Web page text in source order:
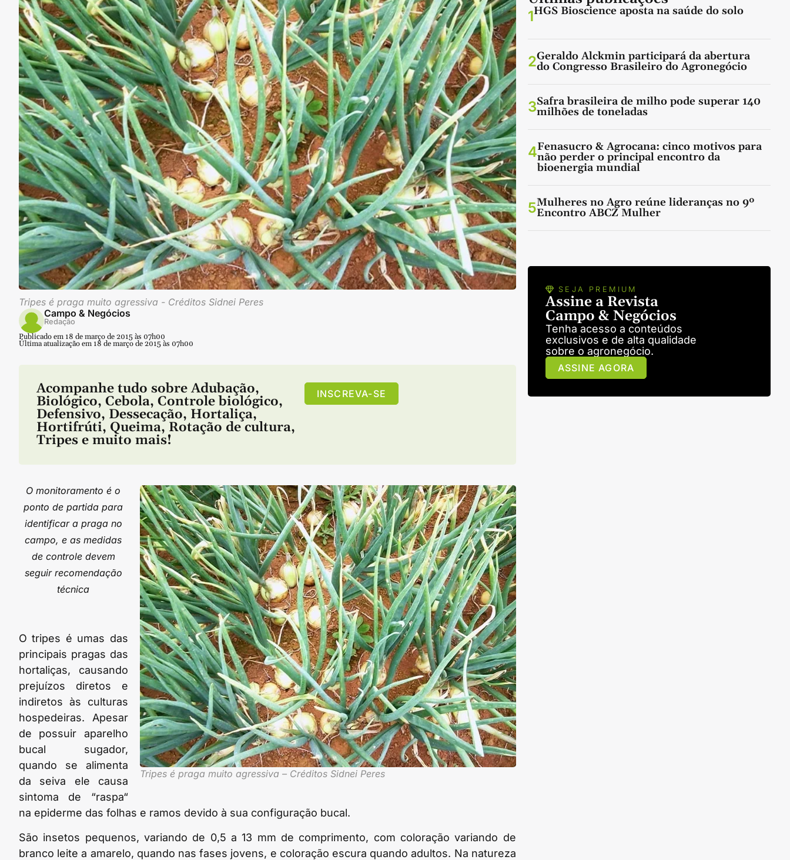
Tripes é praga muito agressiva - Créditos Sidnei Peres
Campo & Negócios
Redação
Publicado em 18 de março de 2015 às 07h00
Última atualização em 18 de março de 2015 às 07h00
Acompanhe tudo sobre Adubação,
Biológico, Cebola, Controle biológico,
Defensivo, Dessecação, Hortaliça,
Hortifrúti, Queima, Rotação de cultura,
Tripes e muito mais!
INSCREVA-SE
Tripes é praga muito agressiva – Créditos Sidnei Peres
O monitoramento é o
ponto de partida para
identificar a praga no
campo, e as medidas
de controle devem
seguir recomendação
técnica
O tripes é umas das
principais pragas das
hortaliças, causando
prejuízos diretos e
indiretos às culturas
hospedeiras. Apesar
de possuir aparelho
bucal sugador,
quando se alimenta
da seiva ele causa
sintoma de “raspa“
na epiderme das folhas e ramos devido à sua configuração bucal.
São insetos pequenos, variando de 0,5 a 13 mm de comprimento, com coloração variando de
branco leite a amarelo, quando nas fases jovens, e coloração escura quando adultos. Na natureza
1HGS Bioscience aposta na saúde do solo
2Geraldo Alckmin participará da abertura
do Congresso Brasileiro do Agronegócio
3Safra brasileira de milho pode superar 140
milhões de toneladas
4Fenasucro & Agrocana: cinco motivos para
não perder o principal encontro da
bioenergia mundial
5Mulheres no Agro reúne lideranças no 9º
Encontro ABCZ Mulher
SEJA PREMIUM
Assine a Revista
Campo & Negócios
Tenha acesso a conteúdos
exclusivos e de alta qualidade
sobre o agronegócio.
ASSINE AGORA